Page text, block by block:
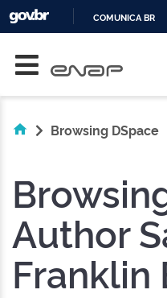
COMUNICA BR
Browsing DSpace
Author
Franklin